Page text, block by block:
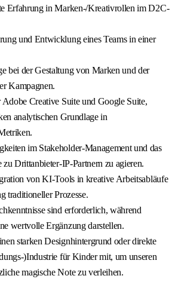
Erfahrung in Marken-/Kreativrollen im D2C-
und Entwicklung eines Teams in einer
bei der Gestaltung von Marken und der
Kampagnen.
Creative Suite und Google Suite,
analytischen Grundlage in
im Stakeholder-Management und das
zu Drittanbieter-IP-Partnern zu agieren.
von KI-Tools in kreative Arbeitsabläufe
traditioneller Prozesse.
sind erforderlich, während
wertvolle Ergänzung darstellen.
starken Designhintergrund oder direkte
)Industrie für Kinder mit, um unseren
magische Note zu verleihen.